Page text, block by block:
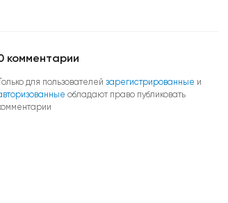
комментарии
для пользователей зарегистрированные и
обладают право публиковать